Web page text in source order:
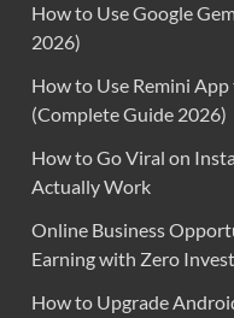
How to Use Google
2026)
How to Use Remini
(Complete Guide 2026)
How to Go Viral on
Actually Work
Online Business
Earning with Zero
How to Upgrade